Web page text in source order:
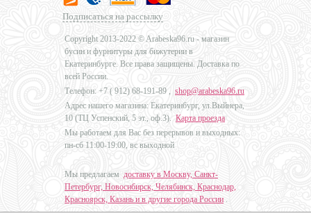
Подписаться на рассылку
Copyright 2013-2022 © Arabeska96.ru - магазин
бусин и фурнитуры для бижутерии в
Екатеринбурге. Все права защищены. Доставка по
всей России.
Телефон: +7 ( 912) 68-191-89 , shop@arabeska96.ru
Адрес нашего магазина: Екатеринбург, ул.Выйнера,
10 (ТЦ Успенский, 5 эт., оф.3). Карта проезда
Мы работаем для Вас без перерывов и выходных:
пн-сб 11:00-19:00, вс выходной
Мы предлагаем доставку в Москву, Санкт-
Петербург, Новосибирск, Челябинск, Краснодар,
Красноярск, Казань и в другие города России.